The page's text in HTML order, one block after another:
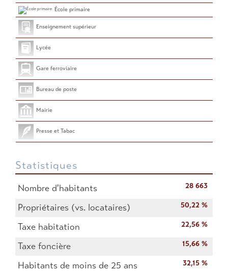
École primaire
Enseignement supérieur
Lycée
Gare ferroviaire
Bureau de poste
Mairie
Presse et Tabac
Statistiques
Nombre d'habitants 28 663
Propriétaires (vs. locataires) 50,22 %
Taxe habitation 22,56 %
Taxe foncière 15,66 %
Habitants de moins de 25 ans 32,15 %